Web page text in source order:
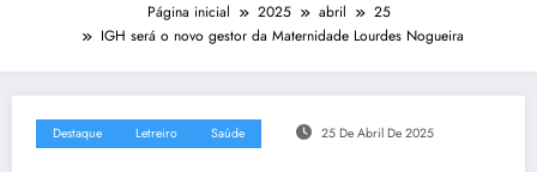
Página inicial 2025 abril
25
IGH será o novo gestor da Maternidade Lourdes Nogueira
Destaque Letreiro Saúde 25 De Abril De 2025